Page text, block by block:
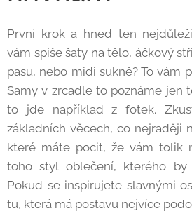
První krok a hned ten
vám spíše šaty na tělo, áčkový
pasu, nebo midi sukně? To vám
Samy v zrcadle to poznáme jen
to jde například z fotek.
základních věcech, co nejraději
které máte pocit, že vám tolik
toho styl oblečení, kterého
Pokud se inspirujete slavnými
tu, která má postavu nejvíce